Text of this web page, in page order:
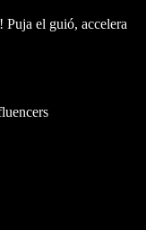
Puja el guió, accelera